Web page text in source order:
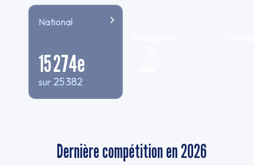
National
15 274e
sur 25 382
Dernière compétition en 2026